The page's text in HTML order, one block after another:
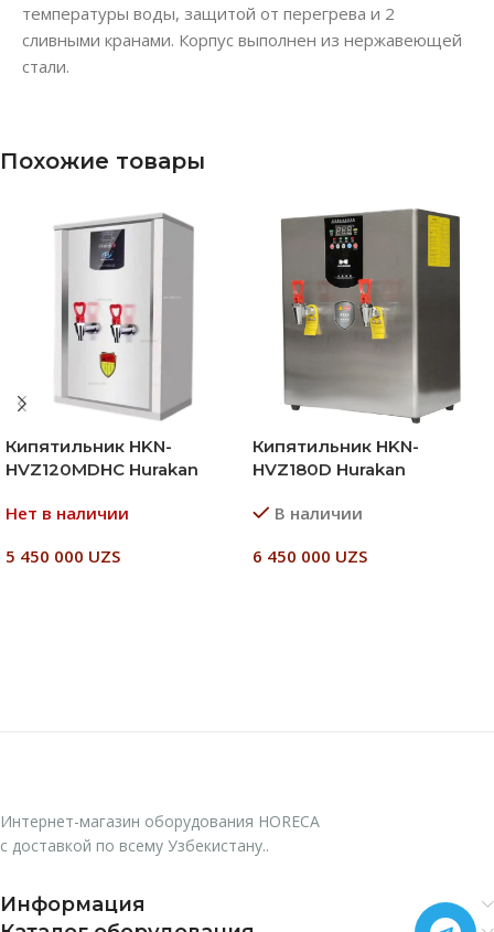
температуры воды, защитой от перегрева и 2
сливными кранами. Корпус выполнен из нержавеющей
стали.
Похожие товары
Кипятильник HKN-
HVZ120MDHC Hurakan
Нет в наличии
5 450 000 UZS
Кипятильник HKN-
HVZ180D Hurakan
В наличии
6 450 000 UZS
Интернет-магазин оборудования HORECA
с доставкой по всему Узбекистану..
Информация